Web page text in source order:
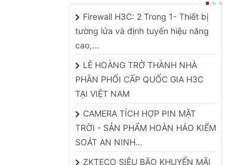
tường lửa và định tuyến hiệu năng
LÊ HOÀNG TRỞ THÀNH NHÀ
PHÂN PHỐI CẤP QUỐC GIA H3C
TẠI VIỆT NAM
CAMERA TÍCH HỢP PIN MẶT
TRỜI - SẢN PHẨM HOÀN HẢO KIỂM
SOÁT AN NINH…
ZKTECO SIÊU BÃO KHUYẾN MÃI
MUA 5 TẶNG 1 K60